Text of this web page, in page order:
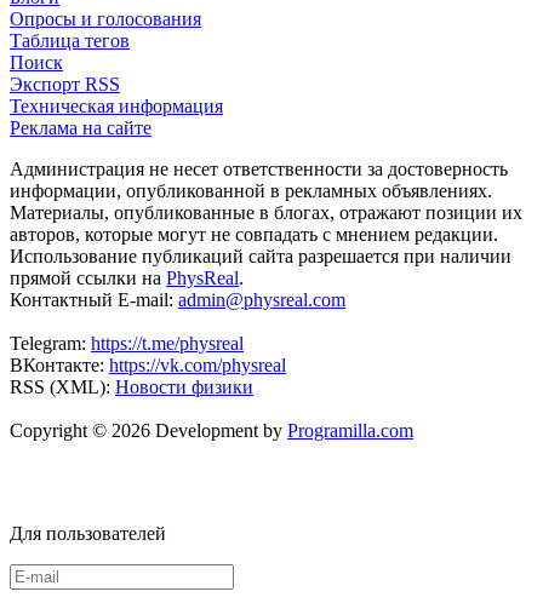
Опросы и голосования
Таблица тегов
Поиск
Экспорт RSS
Техническая информация
Реклама на сайте
Администрация не несет ответственности за достоверность
информации, опубликованной в рекламных объявлениях.
Материалы, опубликованные в блогах, отражают позиции их
авторов, которые могут не совпадать с мнением редакции.
Использование публикаций сайта разрешается при наличии
прямой ссылки на PhysReal.
Контактный E-mail: admin@physreal.com
Telegram: https://t.me/physreal
ВКонтакте: https://vk.com/physreal
RSS (XML): Новости физики
Copyright © 2026 Development by Programilla.com
Для пользователей